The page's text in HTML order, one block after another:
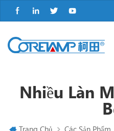
Nhiều Làn